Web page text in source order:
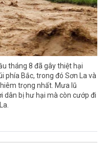
tháng 8 đã gây thiệt hại
phía Bắc, trong đó Sơn La và
trọng nhất. Mưa lũ
dân bị hư hại mà còn cướp đi